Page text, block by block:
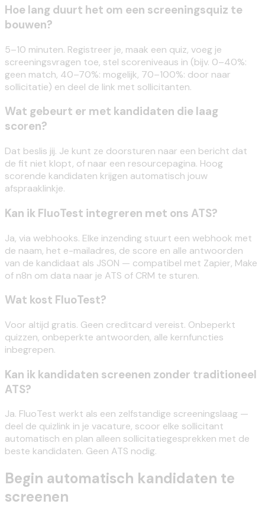
Hoe lang duurt het om een screeningsquiz te
bouwen?
5–10 minuten. Registreer je, maak een quiz, voeg je
screeningsvragen toe, stel scoreniveaus in (bijv. 0–40%:
geen match, 40–70%: mogelijk, 70–100%: door naar
sollicitatie) en deel de link met sollicitanten.
Wat gebeurt er met kandidaten die laag
scoren?
Dat beslis jij. Je kunt ze doorsturen naar een bericht dat
de fit niet klopt, of naar een resourcepagina. Hoog
scorende kandidaten krijgen automatisch jouw
afspraaklinkje.
Kan ik FluoTest integreren met ons ATS?
Ja, via webhooks. Elke inzending stuurt een webhook met
de naam, het e-mailadres, de score en alle antwoorden
van de kandidaat als JSON — compatibel met Zapier, Make
of n8n om data naar je ATS of CRM te sturen.
Wat kost FluoTest?
Voor altijd gratis. Geen creditcard vereist. Onbeperkt
quizzen, onbeperkte antwoorden, alle kernfuncties
inbegrepen.
Kan ik kandidaten screenen zonder traditioneel
ATS?
Ja. FluoTest werkt als een zelfstandige screeningslaag —
deel de quizlink in je vacature, scoor elke sollicitant
automatisch en plan alleen sollicitatiegesprekken met de
beste kandidaten. Geen ATS nodig.
Begin automatisch kandidaten te
screenen